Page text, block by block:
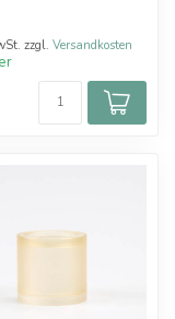
zzgl. Versandkosten